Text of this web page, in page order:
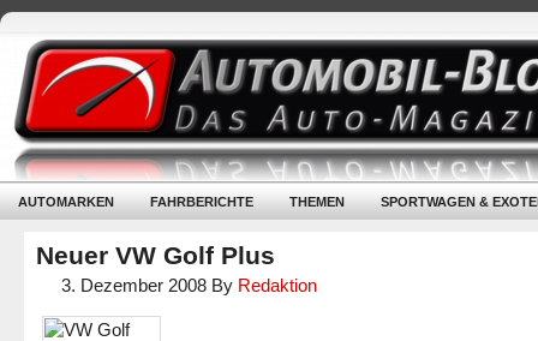
AUTOMARKEN FAHRBERICHTE THEMEN SPORTWAGEN &
Neuer VW Golf Plus
3. Dezember 2008 By Redaktion